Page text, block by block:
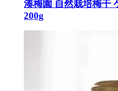
湊梅園 自然栽培梅干
200g